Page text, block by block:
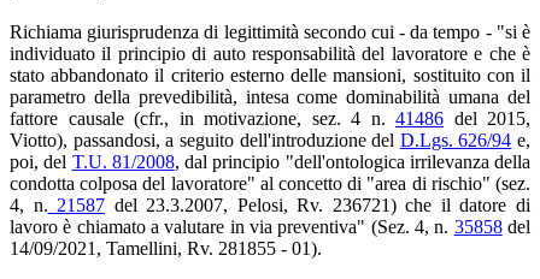
Richiama giurisprudenza di legittimità secondo cui - da tempo - "si è
individuato il principio di auto responsabilità del lavoratore e che è
stato abbandonato il criterio esterno delle mansioni, sostituito con il
parametro della prevedibilità, intesa come dominabilità umana del
fattore causale (cfr., in motivazione, sez. 4 n. 41486 del 2015,
Viotto), passandosi, a seguito dell'introduzione del D.Lgs. 626/94 e,
poi, del T.U. 81/2008, dal principio "dell'ontologica irrilevanza della
condotta colposa del lavoratore" al concetto di "area di rischio" (sez.
4, n. 21587 del 23.3.2007, Pelosi, Rv. 236721) che il datore di
lavoro è chiamato a valutare in via preventiva" (Sez. 4, n. 35858del
14/09/2021, Tamellini, Rv. 281855 - 01).